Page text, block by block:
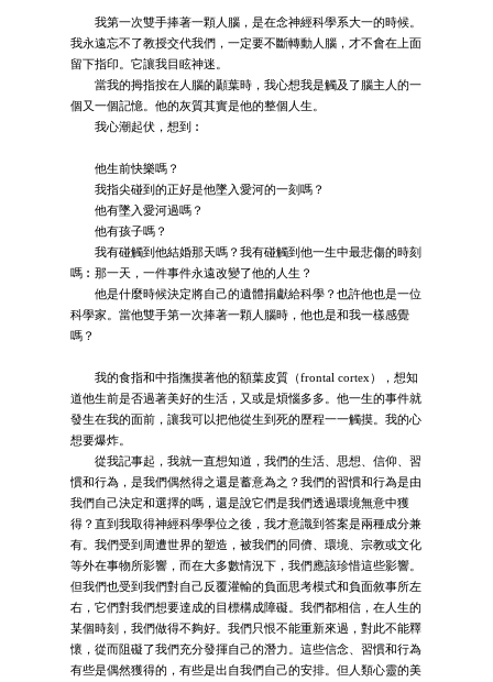
我第一次雙手捧著一顆人腦，是在念神經科學系大一的時候。
我永遠忘不了教授交代我們，一定要不斷轉動人腦，才不會在上面
留下指印。它讓我目眩神迷。
當我的拇指按在人腦的顳葉時，我心想我是觸及了腦主人的一
個又一個記憶。他的灰質其實是他的整個人生。
我心潮起伏，想到︰
他生前快樂嗎？
我指尖碰到的正好是他墜入愛河的一刻嗎？
他有墜入愛河過嗎？
他有孩子嗎？
我有碰觸到他結婚那天嗎？我有碰觸到他一生中最悲傷的時刻
嗎︰那一天，一件事件永遠改變了他的人生？
他是什麼時候決定將自己的遺體捐獻給科學？也許他也是一位
科學家。當他雙手第一次捧著一顆人腦時，他也是和我一樣感覺
嗎？
我的食指和中指撫摸著他的額葉皮質（frontal cortex），想知
道他生前是否過著美好的生活，又或是煩惱多多。他一生的事件就
發生在我的面前，讓我可以把他從生到死的歷程一一觸摸。我的心
想要爆炸。
從我記事起，我就一直想知道，我們的生活、思想、信仰、習
慣和行為，是我們偶然得之還是蓄意為之？我們的習慣和行為是由
我們自己決定和選擇的嗎，還是說它們是我們透過環境無意中獲
得？直到我取得神經科學學位之後，我才意識到答案是兩種成分兼
有。我們受到周遭世界的塑造，被我們的同儕、環境、宗教或文化
等外在事物所影響，而在大多數情況下，我們應該珍惜這些影響。
但我們也受到我們對自己反覆灌輸的負面思考模式和負面敘事所左
右，它們對我們想要達成的目標構成障礙。我們都相信，在人生的
某個時刻，我們做得不夠好。我們只恨不能重新來過，對此不能釋
懷，從而阻礙了我們充分發揮自己的潛力。這些信念、習慣和行為
有些是偶然獲得的，有些是出自我們自己的安排。但人類心靈的美